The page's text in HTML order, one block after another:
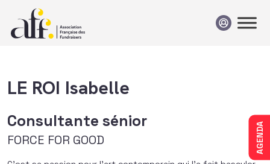
AGENDA
LE ROI Isabelle
Consultante sénior
FORCE FOR GOOD